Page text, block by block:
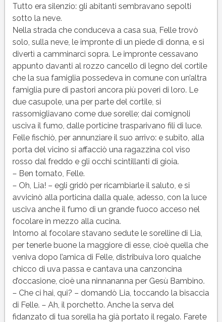
Tutto era silenzio: gli abitanti sembravano sepolti
sotto la neve.
Nella strada che conduceva a casa sua, Felle trovò
solo, sulla neve, le impronte di un piede di donna, e si
divertì a camminarci sopra. Le impronte cessavano
appunto davanti al rozzo cancello di legno del cortile
che la sua famiglia possedeva in comune con un’altra
famiglia pure di pastori ancora più poveri di loro. Le
due casupole, una per parte del cortile, si
rassomigliavano come due sorelle; dai comignoli
usciva il fumo, dalle porticine trasparivano fili di luce.
Felle fischiò, per annunziare il suo arrivo: e subito, alla
porta del vicino si affacciò una ragazzina col viso
rosso dal freddo e gli occhi scintillanti di gioia.
– Ben tornato, Felle.
– Oh, Lia! – egli gridò per ricambiarle il saluto, e si
avvicinò alla porticina dalla quale, adesso, con la luce
usciva anche il fumo di un grande fuoco acceso nel
focolare in mezzo alla cucina.
Intorno al focolare stavano sedute le sorelline di Lia,
per tenerle buone la maggiore di esse, cioè quella che
veniva dopo l’amica di Felle, distribuiva loro qualche
chicco di uva passa e cantava una canzoncina
d’occasione, cioè una ninnananna per Gesù Bambino.
– Che ci hai, qui? – domandò Lia, toccando la bisaccia
di Felle. – Ah, il porchetto. Anche la serva del
fidanzato di tua sorella ha già portato il regalo. Farete